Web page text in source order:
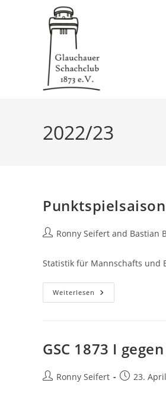
2022/23
Beitrags-
Ronny Seifert and Bastian
Statistik für Mannschafts und
Weiterlesen Punktspielsaison
2022/23
GSC 1873 I
Beitrags-
Ronny Seifert
Beitrag
23.